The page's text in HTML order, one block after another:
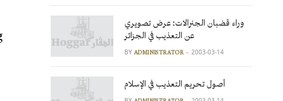
وراء قضبان الجنرالات: عرض تصويري
عن التعذيب في الجزائر
BY ADMINISTRATOR 2003-03-14
أصول تحريم التعذيب في الإسلام